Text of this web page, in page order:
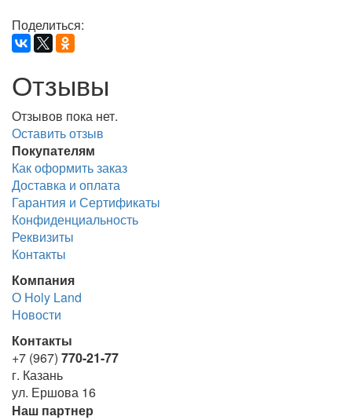
Поделиться:
Отзывы
Отзывов пока нет.
Оставить отзыв
Покупателям
Как оформить заказ
Доставка и оплата
Гарантия и Сертификаты
Конфиденциальность
Реквизиты
Контакты
Компания
О Holy Land
Новости
Контакты
+7 (967) 770-21-77
г. Казань
ул. Ершова 16
Наш партнер